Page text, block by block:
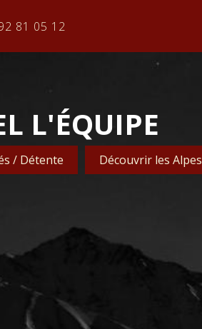
81 05 12
L'ÉQUIPE
/ Détente Découvrir les Alpes